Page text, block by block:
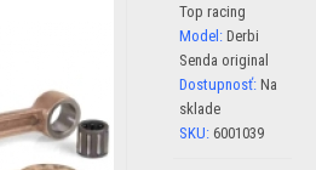
Top racing
Model: Derbi
Senda original
Dostupnosť: Na
sklade
SKU: 6001039